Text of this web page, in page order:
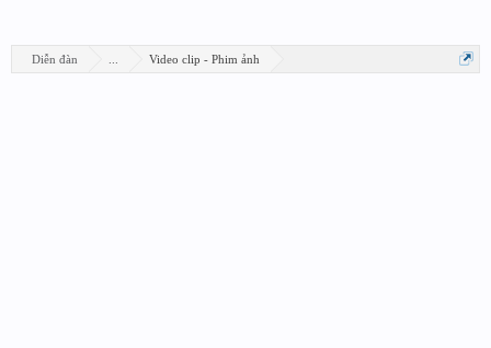
Diễn đàn Video clip - Phim ảnh